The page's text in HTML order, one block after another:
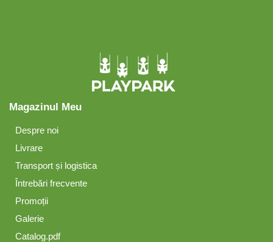
Magazinul Meu
Despre noi
Livrare
Transport și logistica
Întrebări frecvente
Promoții
Galerie
Catalog.pdf